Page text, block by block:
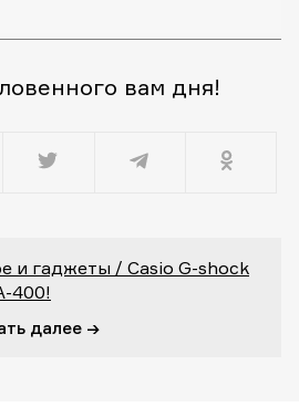
вам дня!
и гаджеты / Casio G-shock
400!
далее →